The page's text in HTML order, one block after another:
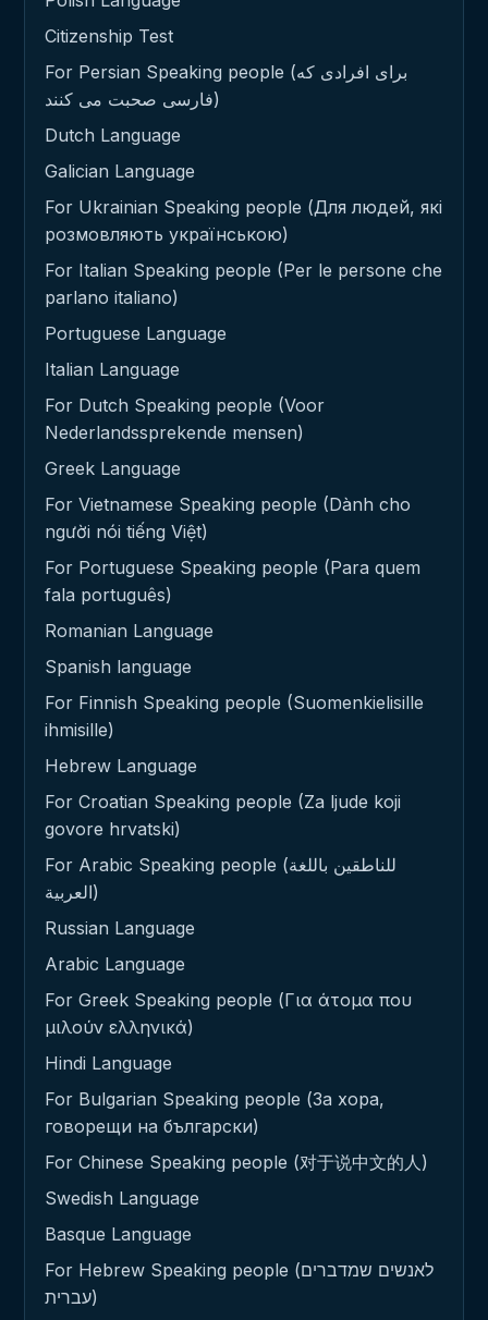
Citizenship Test
For Persian Speaking people (برای افرادی که
فارسی صحبت می کنند)
Dutch Language
Galician Language
For Ukrainian Speaking people (Для людей, які
розмовляють українською)
For Italian Speaking people (Per le persone che
parlano italiano)
Portuguese Language
Italian Language
For Dutch Speaking people (Voor
Nederlandssprekende mensen)
Greek Language
For Vietnamese Speaking people (Dành cho
người nói tiếng Việt)
For Portuguese Speaking people (Para quem
fala português)
Romanian Language
Spanish language
For Finnish Speaking people (Suomenkielisille
ihmisille)
Hebrew Language
For Croatian Speaking people (Za ljude koji
govore hrvatski)
For Arabic Speaking people (للناطقين باللغة
العربية)
Russian Language
Arabic Language
For Greek Speaking people (Για άτομα που
μιλούν ελληνικά)
Hindi Language
For Bulgarian Speaking people (За хора,
говорещи на български)
For Chinese Speaking people (对于说中文的人)
Swedish Language
Basque Language
For Hebrew Speaking people (לאנשים שמדברים
עברית)